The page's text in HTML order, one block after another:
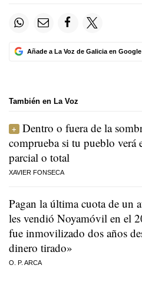
Añade a La Voz de Galicia en Google
También en La Voz
Dentro o fuera de la
comprueba si tu pueblo verá
parcial o total
XAVIER FONSECA
Pagan la última cuota de un
les vendió Noyamóvil en el
fue inmovilizado dos años
dinero tirado»
O. P. ARCA